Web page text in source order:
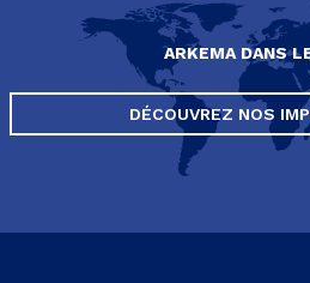
ARKEMA DANS
DÉCOUVREZ NOS